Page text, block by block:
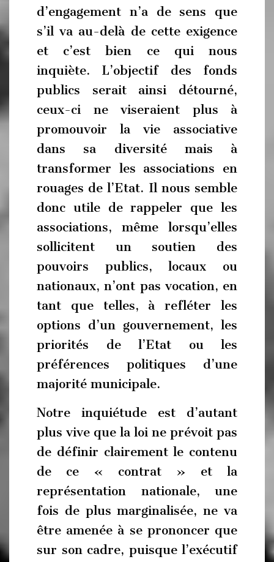
d’engagement n’a de sens que
s’il va au-delà de cette exigence
et c’est bien ce qui nous
inquiète. L’objectif des fonds
publics serait ainsi détourné,
ceux-ci ne viseraient plus à
promouvoir la vie associative
dans sa diversité mais à
transformer les associations en
rouages de l’Etat. Il nous semble
donc utile de rappeler que les
associations, même lorsqu’elles
sollicitent un soutien des
pouvoirs publics, locaux ou
nationaux, n’ont pas vocation, en
tant que telles, à refléter les
options d’un gouvernement, les
priorités de l’Etat ou les
préférences politiques d’une
majorité municipale.
Notre inquiétude est d’autant
plus vive que la loi ne prévoit pas
de définir clairement le contenu
de ce « contrat » et la
représentation nationale, une
fois de plus marginalisée, ne va
être amenée à se prononcer que
sur son cadre, puisque l’exécutif